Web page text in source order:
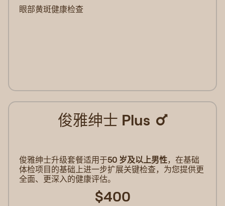
眼部黄斑健康检查
俊雅绅士 Plus
俊雅绅士升级套餐适用于50 岁及以上男性，在基础
体检项目的基础上进一步扩展关键检查，为您提供更
全面、更深入的健康评估。
$400